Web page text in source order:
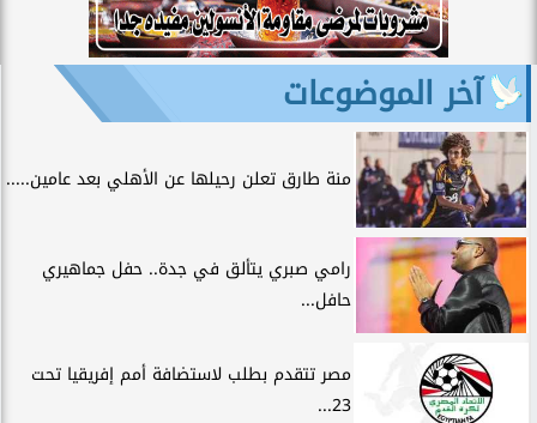
آخر الموضوعات
منة طارق تعلن رحيلها عن الأهلي بعد عامين.....
رامي صبري يتألق في جدة.. حفل جماهيري
حافل...
مصر تتقدم بطلب لاستضافة أمم إفريقيا تحت
23...